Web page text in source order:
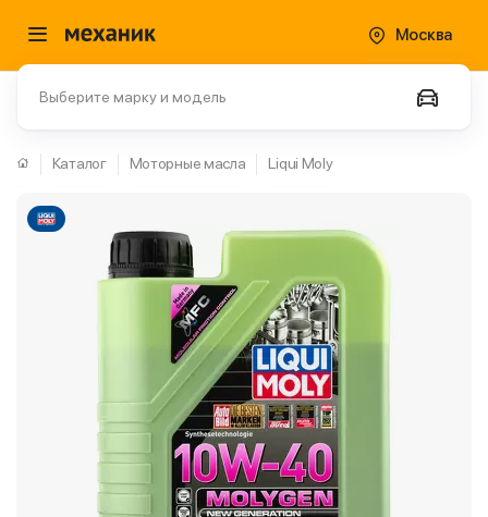
Москва
Выберите марку и модель
Каталог Моторные масла Liqui Moly